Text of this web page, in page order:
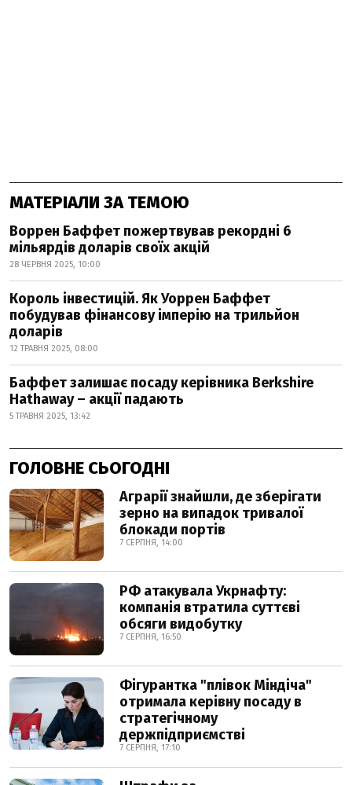
МАТЕРІАЛИ ЗА ТЕМОЮ
Воррен Баффет пожертвував рекордні 6
мільярдів доларів своїх акцій
28 ЧЕРВНЯ 2025, 10:00
Король інвестицій. Як Уоррен Баффет
побудував фінансову імперію на трильйон
доларів
12 ТРАВНЯ 2025, 08:00
Баффет залишає посаду керівника Berkshire
Hathaway – акції падають
5 ТРАВНЯ 2025, 13:42
ГОЛОВНЕ СЬОГОДНІ
Аграрії знайшли, де зберігати
зерно на випадок тривалої
блокади портів
7 СЕРПНЯ, 14:00
РФ атакувала Укрнафту:
компанія втратила суттєві
обсяги видобутку
7 СЕРПНЯ, 16:50
Фігурантка "плівок Міндіча"
отримала керівну посаду в
стратегічному
держпідприємстві
7 СЕРПНЯ, 17:10